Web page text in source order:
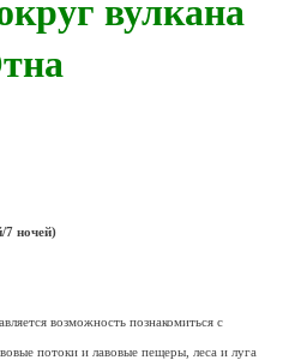
вулкана
7 ночей)
возможность познакомиться с
потоки и лавовые пещеры, леса и луга